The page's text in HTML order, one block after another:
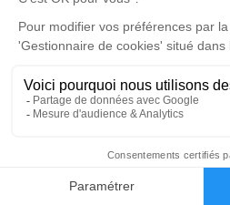
Faire-part
jeudi 06 mars 2025 à
Eglise Saint-Pierre de